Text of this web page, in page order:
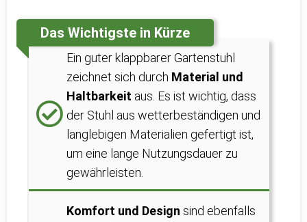
Das Wichtigste in Kürze
Ein guter klappbarer Gartenstuhl
zeichnet sich durch Material und
Haltbarkeit aus. Es ist wichtig, dass
der Stuhl aus wetterbeständigen und
langlebigen Materialien gefertigt ist,
um eine lange Nutzungsdauer zu
gewährleisten.
Komfort und Design sind ebenfalls